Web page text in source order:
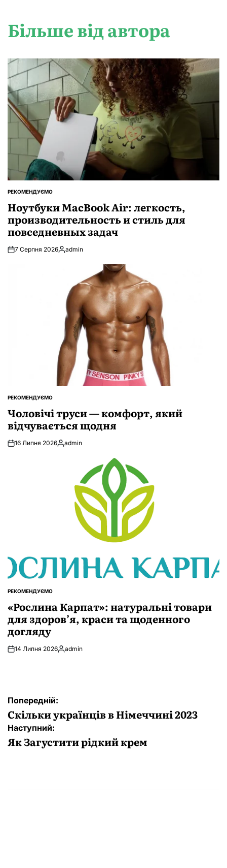
Більше від автора
ОПУБЛІКУВАТИ
РЕКОМЕНДУЄМО
Ноутбуки MacBook Air: легкость,
производительность и стиль для
повседневных задач
7 Серпня 2026Опубліковано
admin
ОПУБЛІКУВАТИ
РЕКОМЕНДУЄМО
Чоловічі труси — комфорт, який
відчувається щодня
16 Липня 2026Опубліковано
admin
ОПУБЛІКУВАТИ
РЕКОМЕНДУЄМО
«Рослина Карпат»: натуральні товари
для здоров’я, краси та щоденного
догляду
14 Липня 2026Опубліковано
admin
Навігація
записів
Попередній:
Скільки українців в Німеччині 2023
Наступний:
Як Загустити рідкий крем